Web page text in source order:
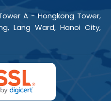
A - Hongkong Tower,
Lang Ward, Hanoi City,
AI